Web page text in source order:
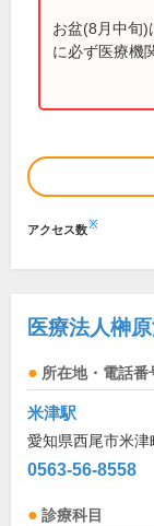
お盆(8月中旬)
に必ず医療機
アクセス数※
医療法人榊
所在地・電話番
米津駅
愛知県西尾市米津
0563-56-8558
診療科目